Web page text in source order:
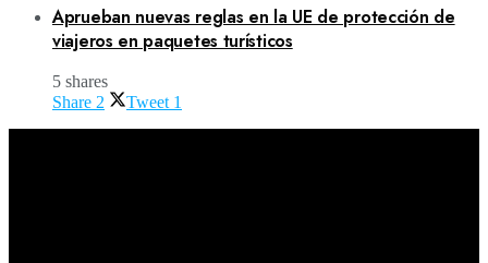
Aprueban nuevas reglas en la UE de protección de
viajeros en paquetes turísticos
5 shares
Share 2 Tweet 1